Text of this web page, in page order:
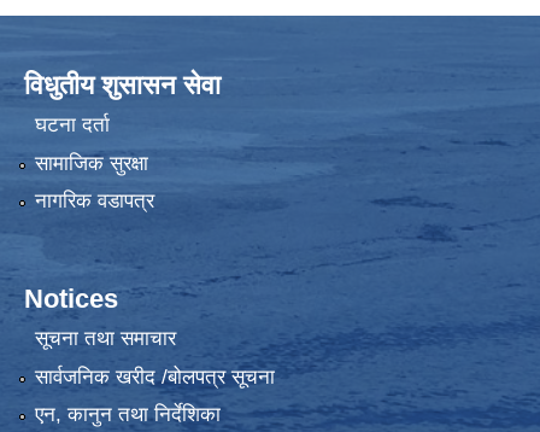
विधुतीय शुसासन सेवा
घटना दर्ता
सामाजिक सुरक्षा
नागरिक वडापत्र
Notices
सूचना तथा समाचार
सार्वजनिक खरीद /बोलपत्र सूचना
एन, कानुन तथा निर्देशिका